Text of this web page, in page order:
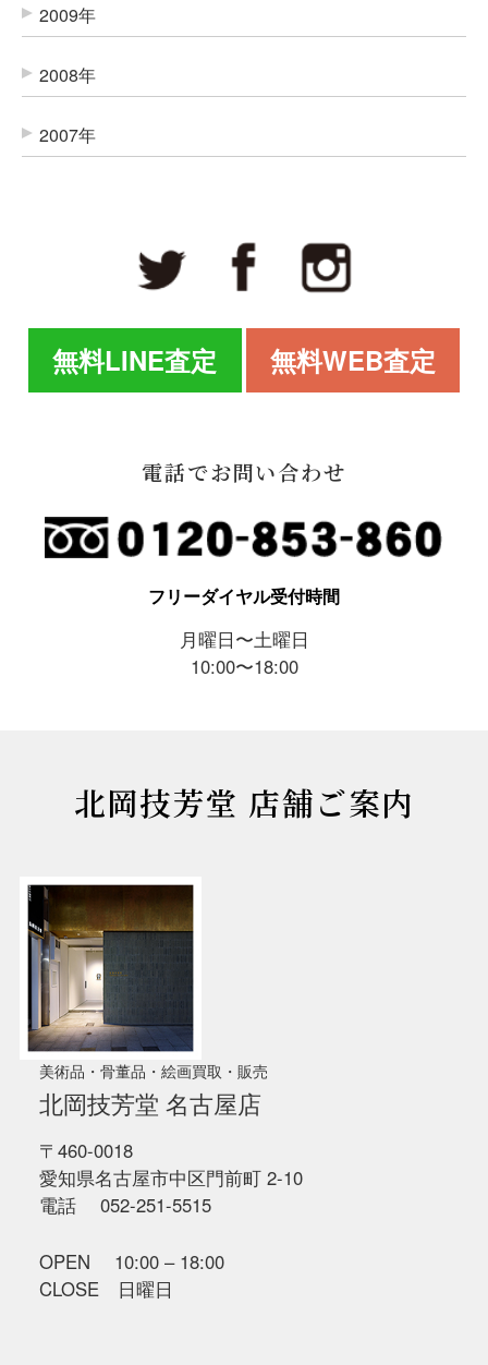
2009年
2008年
2007年
無料LINE査定 無料WEB査定
電話でお問い合わせ
フリーダイヤル受付時間
月曜日〜土曜日
10:00〜18:00
北岡技芳堂 店舗ご案内
美術品・骨董品・絵画買取・販売
北岡技芳堂 名古屋店
〒460-0018
愛知県名古屋市中区門前町 2-10
電話 052-251-5515
OPEN 10:00 – 18:00
CLOSE 日曜日